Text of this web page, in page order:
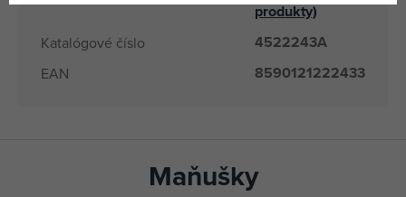
produkty)
Katalógové číslo 4522243A
EAN 8590121222433
Maňušky